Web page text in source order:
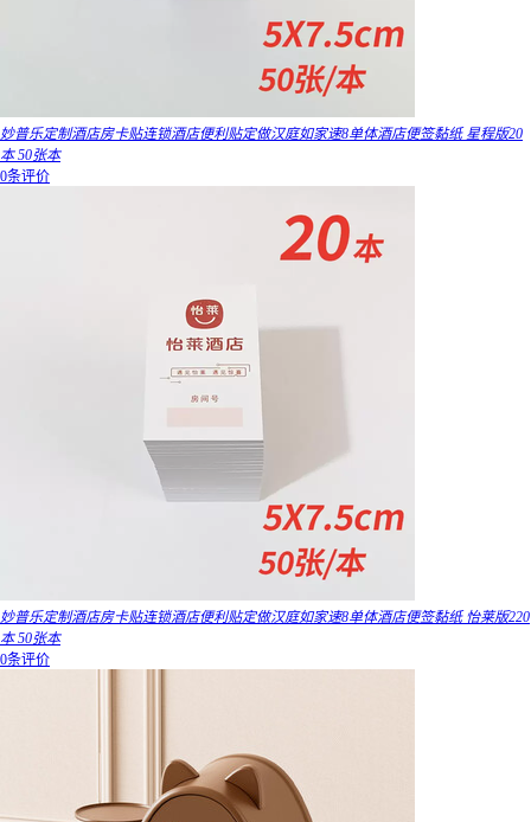
妙普乐定制酒店房卡贴连锁酒店便利贴定做汉庭如家速8单体酒店便签黏纸 星程版20
本 50张本
0条评价
妙普乐定制酒店房卡贴连锁酒店便利贴定做汉庭如家速8单体酒店便签黏纸 怡莱版220
本 50张本
0条评价